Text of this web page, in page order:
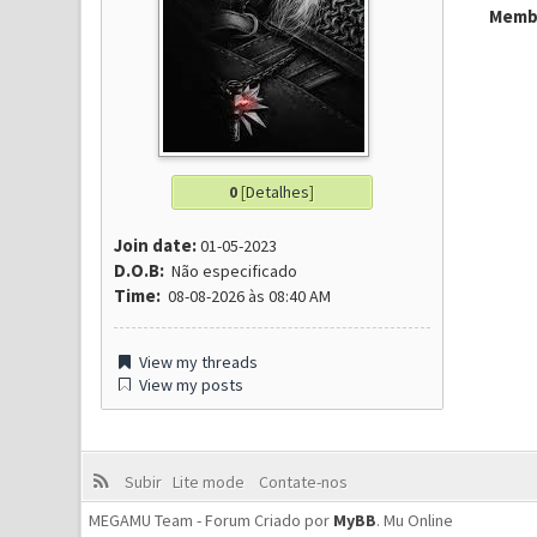
0[Detalhes]
Join date:01-05-2023
D.O.B:Não especificado
Time:08-08-2026 às 08:40 AM
View my threads
View my posts
Subir Lite mode
Contate-nos
MEGAMU Team - Forum Criado por MyBB.Mu Online